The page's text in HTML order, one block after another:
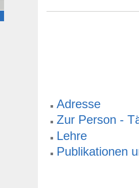
Adresse
Zur Person -
Lehre
Publikationen